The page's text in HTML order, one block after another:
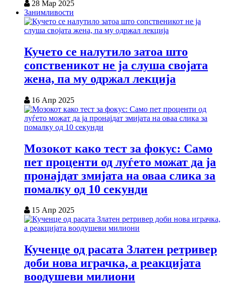
28 Мар 2025
Занимливости
Кучето се налутило затоа што
сопственикот не ја слуша својата
жена, па му одржал лекција
16 Апр 2025
Мозокот како тест за фокус: Само
пет проценти од луѓето можат да ја
пронајдат змијата на оваа слика за
помалку од 10 секунди
15 Апр 2025
Кученце од расата Златен ретривер
доби нова играчка, а реакцијата
воодушеви милиони